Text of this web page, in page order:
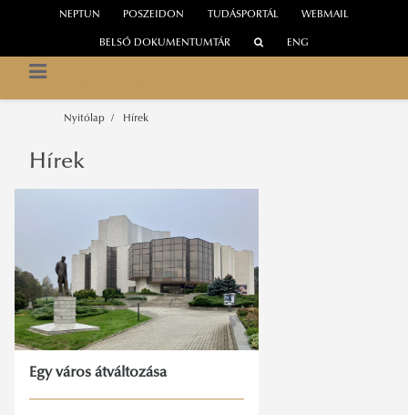
WEBMAIL
NEPTUN POSZEIDON TUDÁSPORTÁL
BELSŐ DOKUMENTUMTÁR ENG
Nyitólap Hírek
Hírek
Egy város átváltozása